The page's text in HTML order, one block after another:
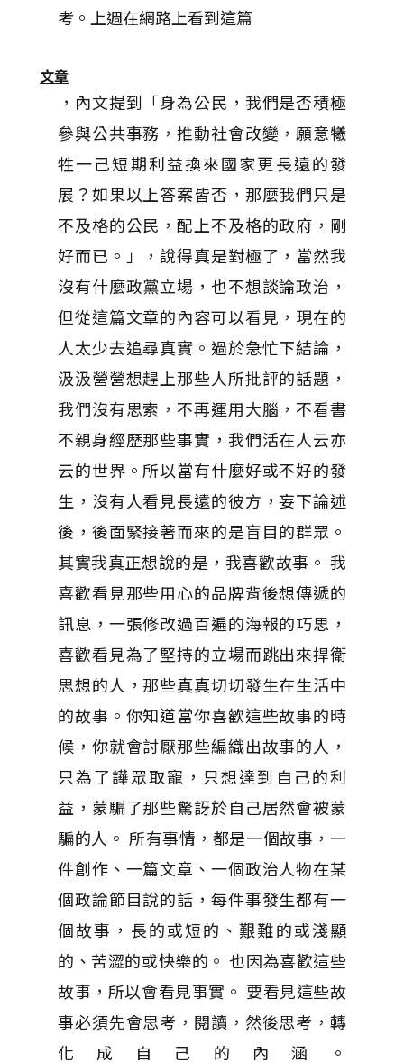
考。上週在網路上看到這篇
文章
，內文提到「身為公民，我們是否積極
參與公共事務，推動社會改變，願意犧
牲一己短期利益換來國家更長遠的發
展？如果以上答案皆否，那麼我們只是
不及格的公民，配上不及格的政府，剛
好而已。」，說得真是對極了，當然我
沒有什麼政黨立場，也不想談論政治，
但從這篇文章的內容可以看見，現在的
人太少去追尋真實。過於急忙下結論，
汲汲營營想趕上那些人所批評的話題，
我們沒有思索，不再運用大腦，不看書
不親身經歷那些事實，我們活在人云亦
云的世界。所以當有什麼好或不好的發
生，沒有人看見長遠的彼方，妄下論述
後，後面緊接著而來的是盲目的群眾。
其實我真正想說的是，我喜歡故事。 我
喜歡看見那些用心的品牌背後想傳遞的
訊息，一張修改過百遍的海報的巧思，
喜歡看見為了堅持的立場而跳出來捍衛
思想的人，那些真真切切發生在生活中
的故事。你知道當你喜歡這些故事的時
候，你就會討厭那些編織出故事的人，
只為了譁眾取寵，只想達到自己的利
益，蒙騙了那些驚訝於自己居然會被蒙
騙的人。 所有事情，都是一個故事，一
件創作、一篇文章、一個政治人物在某
個政論節目說的話，每件事發生都有一
個故事，長的或短的、艱難的或淺顯
的、苦澀的或快樂的。 也因為喜歡這些
故事，所以會看見事實。 要看見這些故
事必須先會思考，閱讀，然後思考，轉
化成自己的內涵。